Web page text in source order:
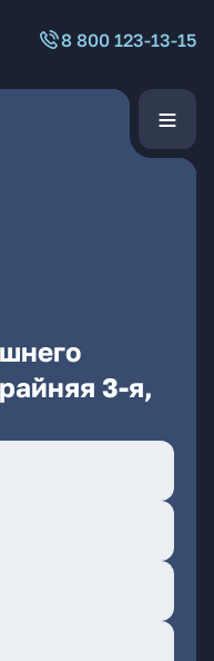
8 800 123-13-15
3-я,